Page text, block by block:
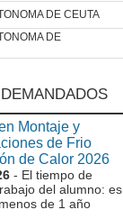
DE CEUTA
DE
Montaje y
de Frio
de Calor 2026
- El tiempo de
del alumno: es
de 1 año